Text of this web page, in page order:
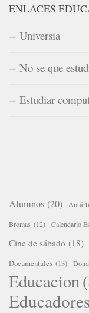
ENLACES
Universia
No se que
Estudiar
Alumnos (20)
Bromas (12) Calendario
Cine de sábado (18)
Documentales (13)
Educacion